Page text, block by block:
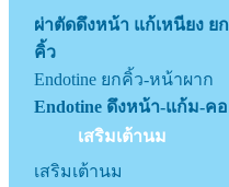
ผ่าตัดดึงหน้า แก้เหนียง ยก
คิ้ว
Endotine ยกคิ้ว-หน้าผาก
Endotine ดึงหน้า-แก้ม-คอ
เสริมเต้านม
เสริมเต้านม